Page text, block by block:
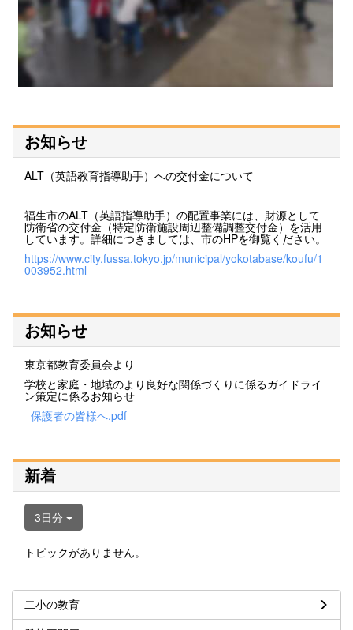
お知らせ
ALT（英語教育指導助手）への交付金について
福生市のALT（英語指導助手）の配置事業には、財源として
防衛省の交付金（特定防衛施設周辺整備調整交付金）を活用
しています。詳細につきましては、市のHPを御覧ください。
https://www.city.fussa.tokyo.jp/municipal/yokotabase/koufu/1
003952.html
お知らせ
東京都教育委員会より
学校と家庭・地域のより良好な関係づくりに係るガイドライ
ン策定に係るお知らせ
_保護者の皆様へ.pdf
新着
3日分
トピックがありません。
二小の教育